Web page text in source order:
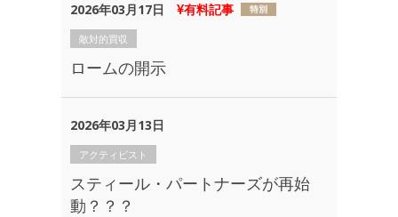
2026年03月17日 有料記事
敵対的買収
ロームの開示
2026年03月13日
アクティビスト
スティール・パートナーズが再始
動？？？